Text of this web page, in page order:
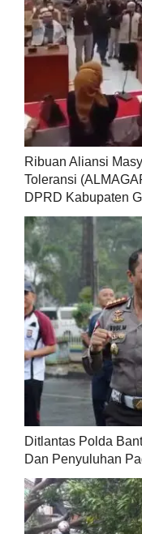
Ribuan Aliansi
Toleransi
DPRD Kabupaten
Ditlantas Polda
Dan Penyuluhan